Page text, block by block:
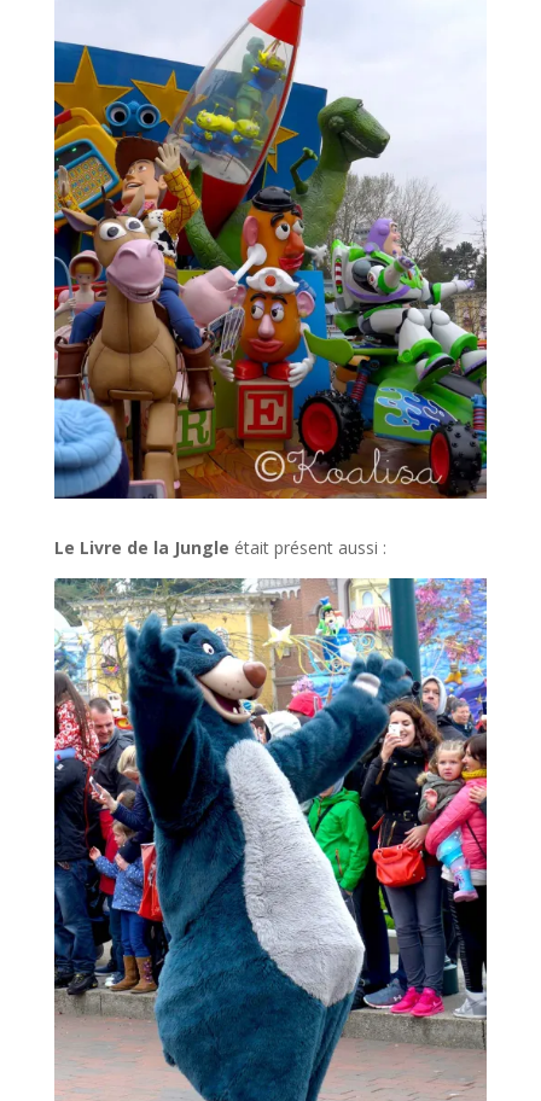
Le Livre de la Jungle était présent aussi :